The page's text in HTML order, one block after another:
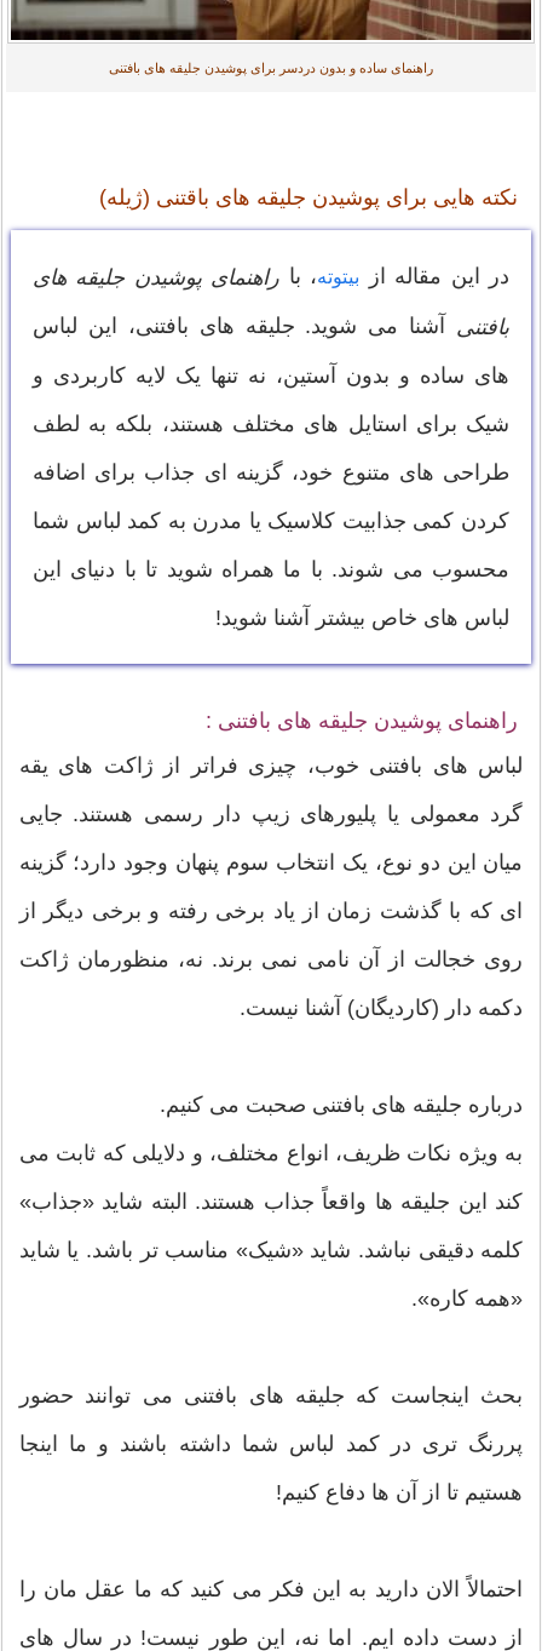
راهنمای ساده و بدون دردسر برای پوشیدن جلیقه های بافتنی
نکته هایی برای پوشیدن جلیقه های باقتنی (ژیله)
در این مقاله از بیتوته، با راهنمای پوشیدن جلیقه های
بافتنی آشنا می شوید. جلیقه های بافتنی، این لباس
های ساده و بدون آستین، نه تنها یک لایه کاربردی و
شیک برای استایل های مختلف هستند، بلکه به لطف
طراحی های متنوع خود، گزینه ای جذاب برای اضافه
کردن کمی جذابیت کلاسیک یا مدرن به کمد لباس شما
محسوب می شوند. با ما همراه شوید تا با دنیای این
لباس های خاص بیشتر آشنا شوید!
راهنمای پوشیدن جلیقه های بافتنی :
لباس های بافتنی خوب، چیزی فراتر از ژاکت های یقه
گرد معمولی یا پلیورهای زیپ دار رسمی هستند. جایی
میان این دو نوع، یک انتخاب سوم پنهان وجود دارد؛ گزینه
ای که با گذشت زمان از یاد برخی رفته و برخی دیگر از
روی خجالت از آن نامی نمی برند. نه، منظورمان ژاکت
دکمه دار (کاردیگان) آشنا نیست.
درباره جلیقه های بافتنی صحبت می کنیم.
به ویژه نکات ظریف، انواع مختلف، و دلایلی که ثابت می
کند این جلیقه ها واقعاً جذاب هستند. البته شاید «جذاب»
کلمه دقیقی نباشد. شاید «شیک» مناسب تر باشد. یا شاید
«همه کاره».
بحث اینجاست که جلیقه های بافتنی می توانند حضور
پررنگ تری در کمد لباس شما داشته باشند و ما اینجا
هستیم تا از آن ها دفاع کنیم!
احتمالاً الان دارید به این فکر می کنید که ما عقل مان را
از دست داده ایم. اما نه، این طور نیست! در سال های